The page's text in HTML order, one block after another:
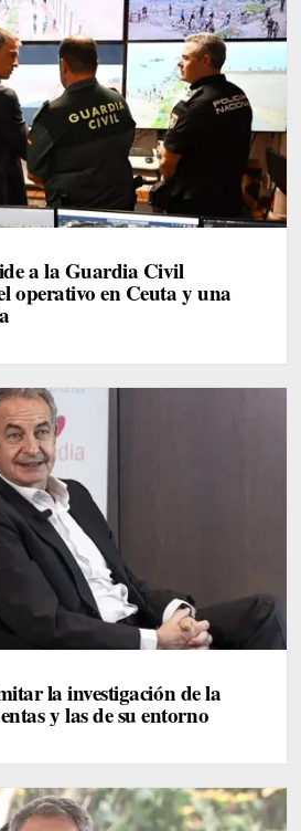
a la Guardia Civil
operativo en Ceuta y una
la investigación de la
y las de su entorno